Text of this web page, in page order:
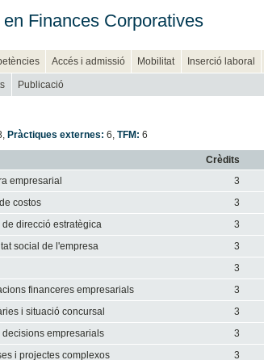
Finances Corporatives
Accés i admissió Mobilitat Inserció laboral
Publicació
, Pràctiques externes: 6 TFM: 6
Crèdits
empresarial 3
costos 3
direcció estratègica 3
social de l'empresa 3
3
financeres empresarials 3
i situació concursal 3
decisions empresarials 3
i projectes complexos 3